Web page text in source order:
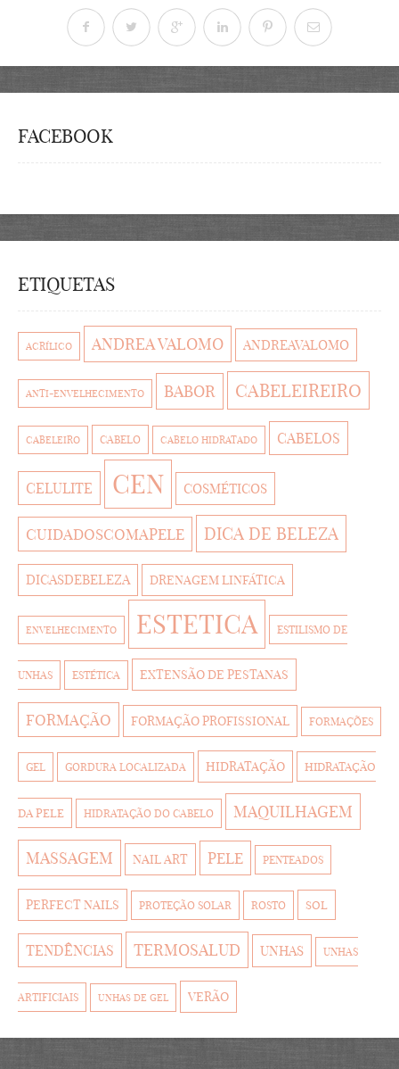
FACEBOOK
ETIQUETAS
ACRÍLICO ANDREA VALOMO ANDREAVALOMO
ANTI-ENVELHECIMENTO BABOR CABELEIREIRO
CABELEIRO CABELO CABELO HIDRATADO CABELOS
CELULITE CEN COSMÉTICOS
CUIDADOSCOMAPELE DICA DE BELEZA
DICASDEBELEZA DRENAGEM LINFÁTICA
ENVELHECIMENTO ESTETICA ESTILISMO DE
UNHAS ESTÉTICA EXTENSÃO DE PESTANAS
FORMAÇÃO FORMAÇÃO PROFISSIONAL FORMAÇÕES
GEL GORDURA LOCALIZADA HIDRATAÇÃO HIDRATAÇÃO
DA PELE HIDRATAÇÃO DO CABELO MAQUILHAGEM
MASSAGEM NAIL ART PELE PENTEADOS
PERFECT NAILS PROTEÇÃO SOLAR ROSTO SOL
TENDÊNCIAS TERMOSALUD UNHAS UNHAS
ARTIFICIAIS UNHAS DE GEL VERÃO